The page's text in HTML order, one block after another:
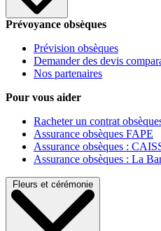
Prévoyance obsèques
Prévision obsèques
Demander des devis
Nos partenaires
Pour vous aider
Racheter un contrat
Assurance obsèques FAPE
Assurance obsèques :
Assurance obsèques : La
Fleurs et cérémonie